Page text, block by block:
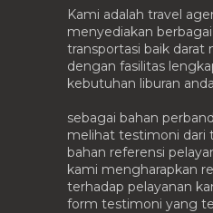
Kami adalah travel
menyediakan
transportasi baik darat
dengan fasilitas
kebutuhan liburan
sebagai bahan
melihat testimoni dari
bahan referensi
kami mengharapkan
terhadap pelayanan
form testimoni yang